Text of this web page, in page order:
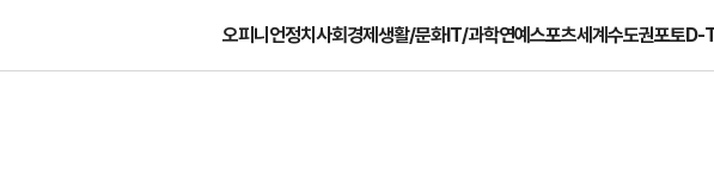
오피니언정치사회경제생활/문화IT/과학연예스포츠세계수도권포토D-